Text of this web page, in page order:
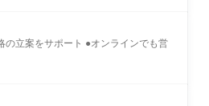
の立案をサポート ●オンラインでも営